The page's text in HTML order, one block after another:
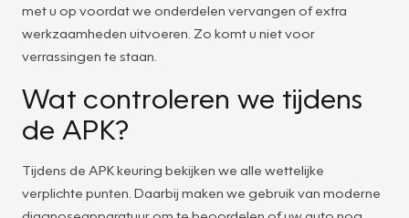
met u op voordat we onderdelen vervangen of extra
werkzaamheden uitvoeren. Zo komt u niet voor
verrassingen te staan.
Wat controleren we tijdens
de APK?
Tijdens de APK keuring bekijken we alle wettelijke
verplichte punten. Daarbij maken we gebruik van moderne